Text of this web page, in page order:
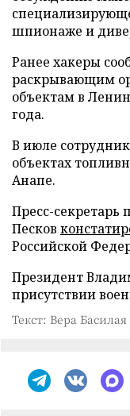
шпионаже и
Ранее хакеры
раскрывающим
объектам в
года.
В июле
объектах
Анапе.
Пресс-
Песков
Российской
Президент
присутствии
Текст: Вера Басилая